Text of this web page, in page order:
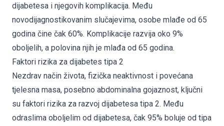
dijabetesa i njegovih komplikacija. Među
novodijagnostikovanim slučajevima, osobe mlađe od 65
godina čine čak 60%. Komplikacije razvija oko 9%
oboljelih, a polovina njih je mlađa od 65 godina.
Faktori rizika za dijabetes tipa 2
Nezdrav način života, fizička neaktivnost i povećana
tjelesna masa, posebno abdominalna gojaznost, ključni
su faktori rizika za razvoj dijabetesa tipa 2. Među
odraslima oboljelim od dijabetesa, čak 95% boluje od tipa